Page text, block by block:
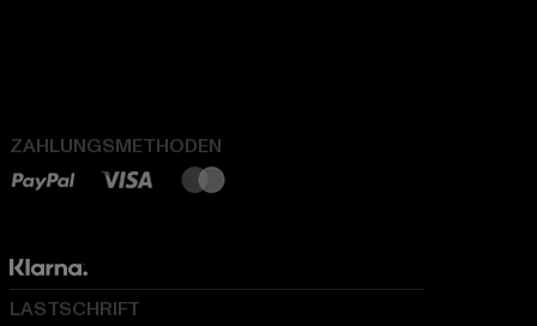
ZAHLUNGSMETHODEN
LASTSCHRIFT